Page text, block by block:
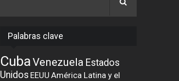
Palabras clave
CubaVenezuela Estados
Unidos EEUU América Latina y el